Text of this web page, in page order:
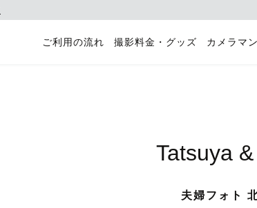
ご利用の流れ 撮影料金・グッズ カメラマ
Tatsuya
夫婦フォト